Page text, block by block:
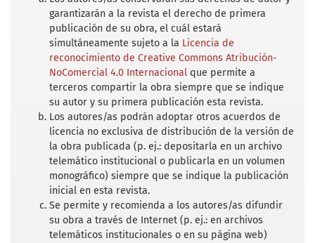
garantizarán a la revista el derecho de primera
publicación de su obra, el cuál estará
simultáneamente sujeto a la Licencia de
reconocimiento de Creative Commons Atribución-
NoComercial 4.0 Internacional que permite a
terceros compartir la obra siempre que se indique
su autor y su primera publicación esta revista.
Los autores/as podrán adoptar otros acuerdos de
licencia no exclusiva de distribución de la versión de
la obra publicada (p. ej.: depositarla en un archivo
telemático institucional o publicarla en un volumen
monográfico) siempre que se indique la publicación
inicial en esta revista.
Se permite y recomienda a los autores/as difundir
su obra a través de Internet (p. ej.: en archivos
telemáticos institucionales o en su página web)